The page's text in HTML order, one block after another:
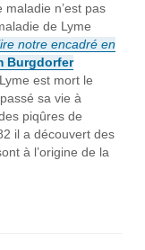
n’est pas
de Lyme
notre encadré en
Burgdorfer
est mort le
sa vie à
piqûres de
il a découvert des
à l’origine de la